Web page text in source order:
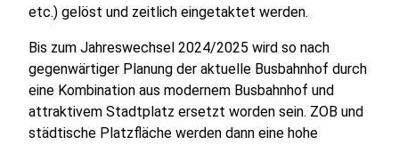
etc.) gelöst und zeitlich eingetaktet werden.
Bis zum Jahreswechsel 2024/2025 wird so nach
gegenwärtiger Planung der aktuelle Busbahnhof durch
eine Kombination aus modernem Busbahnhof und
attraktivem Stadtplatz ersetzt worden sein. ZOB und
städtische Platzfläche werden dann eine hohe